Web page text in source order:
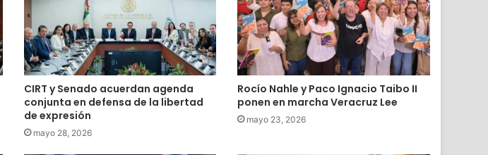
CIRT y Senado acuerdan agenda
conjunta en defensa de la libertad
de expresión
mayo 28, 2026
Rocío Nahle y Paco Ignacio Taibo II
ponen en marcha Veracruz Lee
mayo 23, 2026